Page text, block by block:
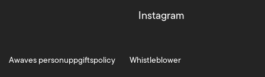
Instagram
Awaves personuppgiftspolicy Whistleblower